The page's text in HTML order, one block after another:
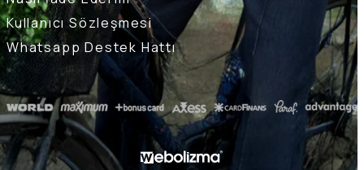
Kullanıcı Sözleşmesi
Whatsapp Destek Hattı